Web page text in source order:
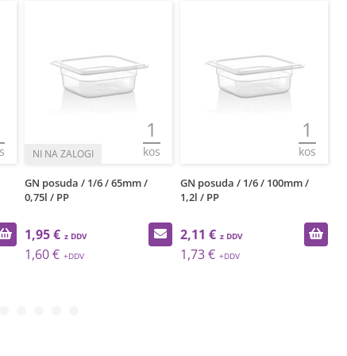
1
kos
GN posuda / 1/6 / 65mm /
0,75l / PP
1,95 €
1,60 €
1
kos
GN posuda / 1/6 / 100mm /
1,2l / PP
2,11 €
1,73 €